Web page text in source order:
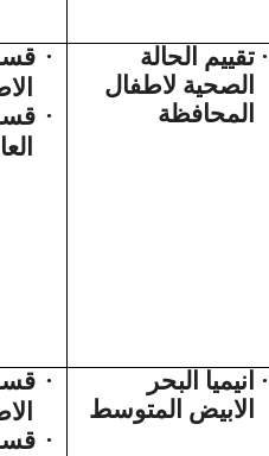
·تقييم الحالة
الصحية لاطفال
المحافظة
·
·
· انيميا البحر
الابيض المتوسط
·
·